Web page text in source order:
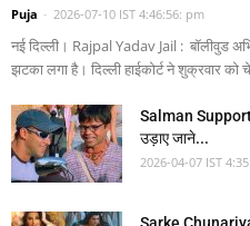
Puja - 2026-07-10 IST 4:46:56: pm
नई दिल्ली। Rajpal Yadav Jail : बॉलीवुड
झटका लगा है। दिल्ली हाईकोर्ट ने शुक्रवार को
Salman Support
उड़ाए जाने...
2026-04-07 IST